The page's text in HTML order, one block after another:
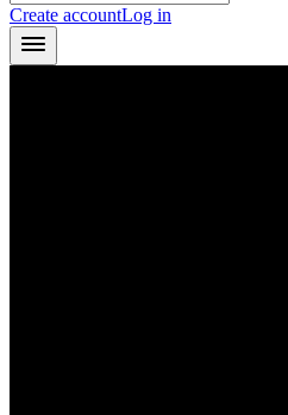
Create accountLog in